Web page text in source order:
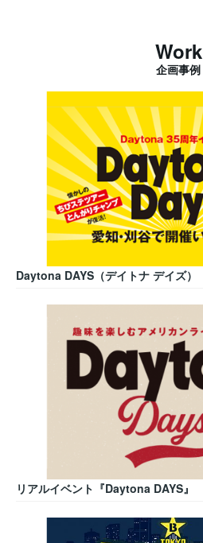
Work
企画事例
Daytona DAYS（デイトナ デイズ）
リアルイベント『Daytona DAYS』